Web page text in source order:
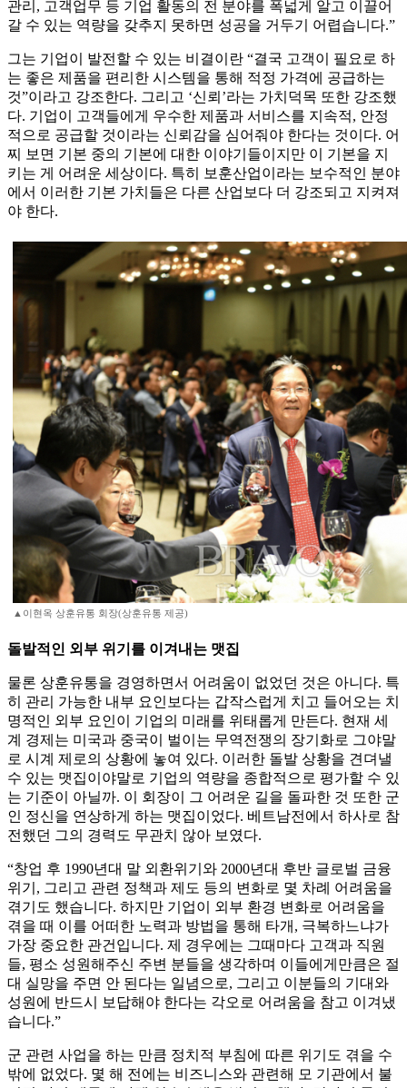
관리, 고객업무 등 기업 활동의 전 분야를 폭넓게 알고 이끌어
갈 수 있는 역량을 갖추지 못하면 성공을 거두기 어렵습니다.”
그는 기업이 발전할 수 있는 비결이란 “결국 고객이 필요로 하
는 좋은 제품을 편리한 시스템을 통해 적정 가격에 공급하는
것”이라고 강조한다. 그리고 ‘신뢰’라는 가치덕목 또한 강조했
다. 기업이 고객들에게 우수한 제품과 서비스를 지속적, 안정
적으로 공급할 것이라는 신뢰감을 심어줘야 한다는 것이다. 어
찌 보면 기본 중의 기본에 대한 이야기들이지만 이 기본을 지
키는 게 어려운 세상이다. 특히 보훈산업이라는 보수적인 분야
에서 이러한 기본 가치들은 다른 산업보다 더 강조되고 지켜져
야 한다.
▲이현옥 상훈유통 회장(상훈유통 제공)
돌발적인 외부 위기를 이겨내는 맷집
물론 상훈유통을 경영하면서 어려움이 없었던 것은 아니다. 특
히 관리 가능한 내부 요인보다는 갑작스럽게 치고 들어오는 치
명적인 외부 요인이 기업의 미래를 위태롭게 만든다. 현재 세
계 경제는 미국과 중국이 벌이는 무역전쟁의 장기화로 그야말
로 시계 제로의 상황에 놓여 있다. 이러한 돌발 상황을 견뎌낼
수 있는 맷집이야말로 기업의 역량을 종합적으로 평가할 수 있
는 기준이 아닐까. 이 회장이 그 어려운 길을 돌파한 것 또한 군
인 정신을 연상하게 하는 맷집이었다. 베트남전에서 하사로 참
전했던 그의 경력도 무관치 않아 보였다.
“창업 후 1990년대 말 외환위기와 2000년대 후반 글로벌 금융
위기, 그리고 관련 정책과 제도 등의 변화로 몇 차례 어려움을
겪기도 했습니다. 하지만 기업이 외부 환경 변화로 어려움을
겪을 때 이를 어떠한 노력과 방법을 통해 타개, 극복하느냐가
가장 중요한 관건입니다. 제 경우에는 그때마다 고객과 직원
들, 평소 성원해주신 주변 분들을 생각하며 이들에게만큼은 절
대 실망을 주면 안 된다는 일념으로, 그리고 이분들의 기대와
성원에 반드시 보답해야 한다는 각오로 어려움을 참고 이겨냈
습니다.”
군 관련 사업을 하는 만큼 정치적 부침에 따른 위기도 겪을 수
밖에 없었다. 몇 해 전에는 비즈니스와 관련해 모 기관에서 불